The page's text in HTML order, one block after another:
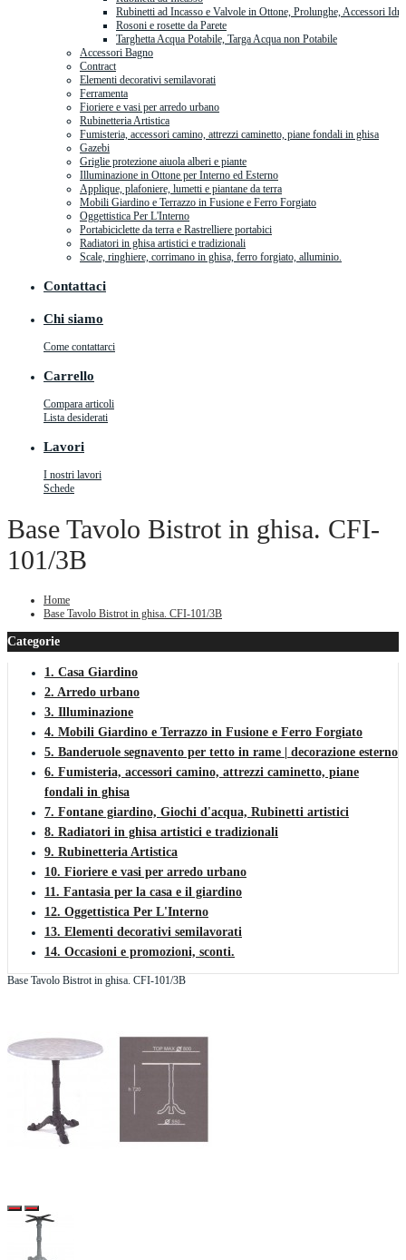
Rubinetti ad Incasso e Valvole in Ottone, Prolunghe, Accessori
Rosoni e rosette da Parete
Targhetta Acqua Potabile, Targa Acqua non Potabile
Accessori Bagno
Contract
Elementi decorativi semilavorati
Ferramenta
Fioriere e vasi per arredo urbano
Rubinetteria Artistica
Fumisteria, accessori camino, attrezzi caminetto, piane fondali in ghisa
Gazebi
Griglie protezione aiuola alberi e piante
Illuminazione in Ottone per Interno ed Esterno
Applique, plafoniere, lumetti e piantane da terra
Mobili Giardino e Terrazzo in Fusione e Ferro Forgiato
Oggettistica Per L'Interno
Portabiciclette da terra e Rastrelliere portabici
Radiatori in ghisa artistici e tradizionali
Scale, ringhiere, corrimano in ghisa, ferro forgiato, alluminio.
Contattaci
Chi siamo
Come contattarci
Carrello
Compara articoli
Lista desiderati
Lavori
I nostri lavori
Schede
Base Tavolo Bistrot in ghisa. CFI-
101/3B
Home
Base Tavolo Bistrot in ghisa. CFI-101/3B
Categorie
1. Casa Giardino
2. Arredo urbano
3. Illuminazione
4. Mobili Giardino e Terrazzo in Fusione e Ferro Forgiato
5. Banderuole segnavento per tetto in rame | decorazione esterno
6. Fumisteria, accessori camino, attrezzi caminetto, piane
fondali in ghisa
7. Fontane giardino, Giochi d'acqua, Rubinetti artistici
8. Radiatori in ghisa artistici e tradizionali
9. Rubinetteria Artistica
10. Fioriere e vasi per arredo urbano
11. Fantasia per la casa e il giardino
12. Oggettistica Per L'Interno
13. Elementi decorativi semilavorati
14. Occasioni e promozioni, sconti.
Base Tavolo Bistrot in ghisa. CFI-101/3B